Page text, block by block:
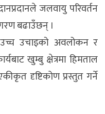
जलवायु परिवर्तन
बढाउँछन् ।
उचाइको अवलोकन र
खुम्बु क्षेत्रमा हिमताल
दृष्टिकोण प्रस्तुत गर्ने